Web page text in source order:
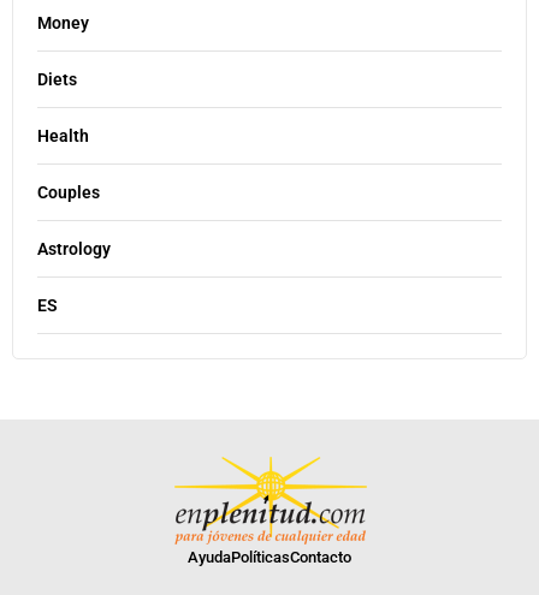
Money
Diets
Health
Couples
Astrology
ES
AyudaPolíticasContacto